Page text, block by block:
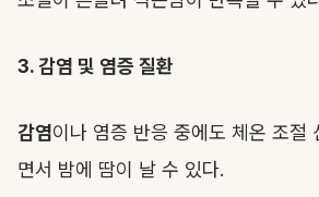
3. 감염 및 염증 질환
감염이나 염증 반응 중에도 체온 조절
면서 밤에 땀이 날 수 있다.